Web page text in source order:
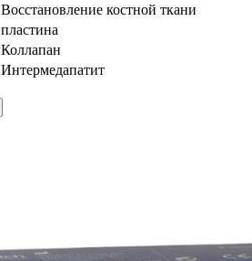
Восстановление костной ткани
пластина
Коллапан
Интермедапатит